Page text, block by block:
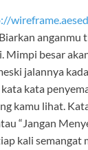
anganmu
Mimpi besar
jalannya
kata
kamu lihat.
“Jangan
kali semangat